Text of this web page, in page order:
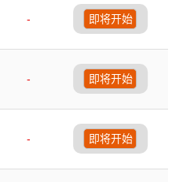
-
即将开始
-
即将开始
-
即将开始